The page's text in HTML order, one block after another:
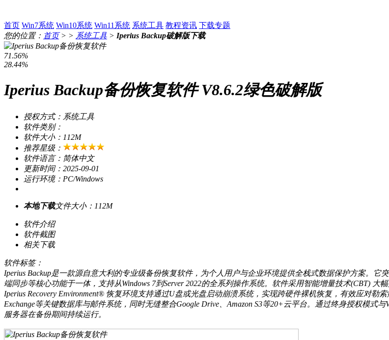
首页 Win7系统 Win10系统 Win11系统 系统工具 教程资讯 下载专题
您的位置： 首页> > 系统工具 > Iperius Backup破解版下载
71.56%
28.44%
Iperius Backup备份恢复软件 V8.6.2绿色破解版
授权方式：系统工具
软件类别：
软件大小：112M
推荐星级：
软件语言：简体中文
更新时间：2025-09-01
运行环境：PC/Windows
本地下载文件大小：112M
软件介绍
软件截图
相关下载
软件标签：
Iperius Backup是一款源自意大利的专业级备份恢复软件，为个人用户与企业环境提供全栈式数据保护方案。
端同步等核心功能于一体，支持从Windows 7到Server 2022的全系列操作系统。软件采用智能增量技术(CBT)
Iperius Recovery Environment® 恢复环境支持通过U盘或光盘启动崩溃系统，实现跨硬件裸机恢复，有效应对勒
Exchange等关键数据库与邮件系统，同时无缝整合Google Drive、Amazon S3等20+云平台。通过终身授权模式
服务器在备份期间持续运行。